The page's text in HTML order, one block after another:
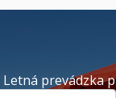
Letná prevádzka